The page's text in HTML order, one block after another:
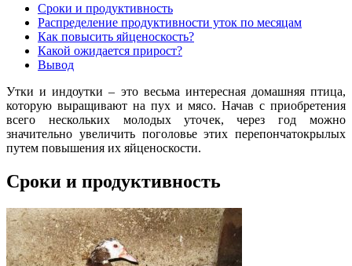
Сроки и продуктивность
Распределение продуктивности уток по месяцам
Как повысить яйценоскость?
Какой ожидается прирост?
Вывод
Утки и индоутки – это весьма интересная домашняя птица,
которую выращивают на пух и мясо. Начав с приобретения
всего нескольких молодых уточек, через год можно
значительно увеличить поголовье этих перепончатокрылых
путем повышения их яйценоскости.
Сроки и продуктивность